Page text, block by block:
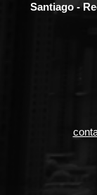
Santiago -